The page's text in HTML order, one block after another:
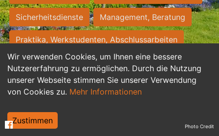
Wir verwenden Cookies, um Ihnen eine bessere
Nutzererfahrung zu ermöglichen. Durch die Nutzung
unserer Webseite stimmen Sie unserer Verwendung
von Cookies zu. Mehr Informationen
Zustimmen
Sicherheitsdienste Management, Beratung
Praktika, Werkstudenten, Abschlussarbeiten
Personalwesen Assistenz, Sekretariat
Hilfskräfte, Aushilfs- und Nebenjobs
Weiterbildung, Studium, duale Ausbildung Photo Credit